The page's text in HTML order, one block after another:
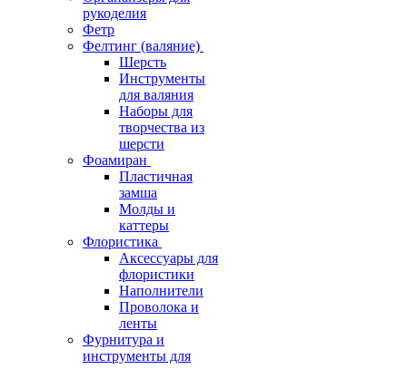
рукоделия
Фетр
Фелтинг (валяние)
Шерсть
Инструменты
для валяния
Наборы для
творчества из
шерсти
Фоамиран
Пластичная
замша
Молды и
каттеры
Флористика
Аксессуары для
флористики
Наполнители
Проволока и
ленты
Фурнитура и
инструменты для